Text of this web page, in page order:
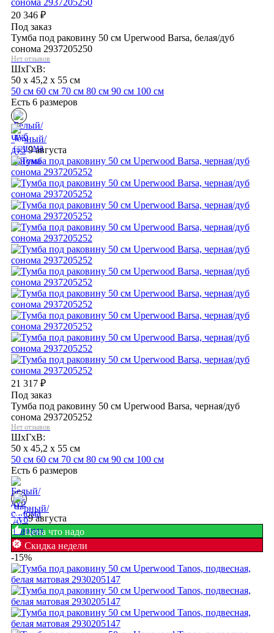
20 346 ₽
Под заказ
Тумба под раковину 50 см Uperwood Barsa, белая/дуб
сонома 2937205250
Нет отзывов
ШхГхВ:
50 x 45,2 x 55 см
50 см 60 см 70 см 80 см 90 см 100 см
Есть 6 размеров
9 августа
21 317 ₽
Под заказ
Тумба под раковину 50 см Uperwood Barsa, черная/дуб
сонома 2937205252
Нет отзывов
ШхГхВ:
50 x 45,2 x 55 см
50 см 60 см 70 см 80 см 90 см 100 см
Есть 6 размеров
9 августа
Цена что надо
Скидка недели
-15%